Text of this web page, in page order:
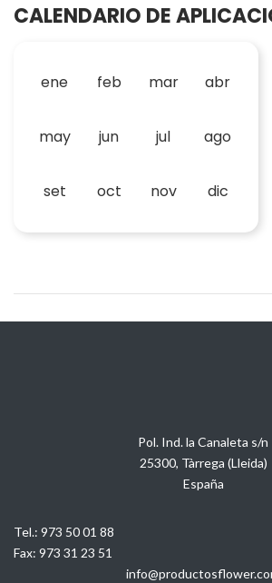
CALENDARIO DE
ene feb mar abr
may jun jul ago
set oct nov dic
Pol. Ind. la Canaleta s/n
25300, Tàrrega (Lleida)
España
Tel.: 973 50 01 88
Fax: 973 31 23 51